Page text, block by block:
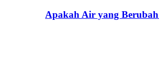
Apakah Air yang